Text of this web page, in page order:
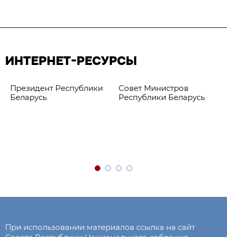
ИНТЕРНЕТ-РЕСУРСЫ
Президент Республики
Беларусь
Совет Министров
Республики Беларусь
При использовании материалов ссылка на сайт